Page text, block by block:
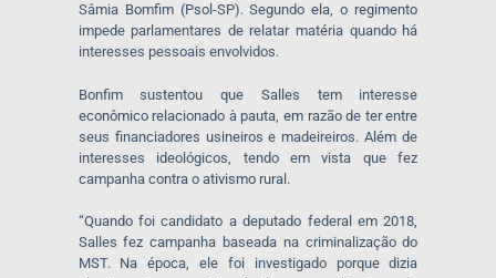
Sâmia Bomfim (Psol-SP). Segundo ela, o regimento
impede parlamentares de relatar matéria quando há
interesses pessoais envolvidos.
Bonfim sustentou que Salles tem interesse
econômico relacionado à pauta, em razão de ter entre
seus financiadores usineiros e madeireiros. Além de
interesses ideológicos, tendo em vista que fez
campanha contra o ativismo rural.
“Quando foi candidato a deputado federal em 2018,
Salles fez campanha baseada na criminalização do
MST. Na época, ele foi investigado porque dizia